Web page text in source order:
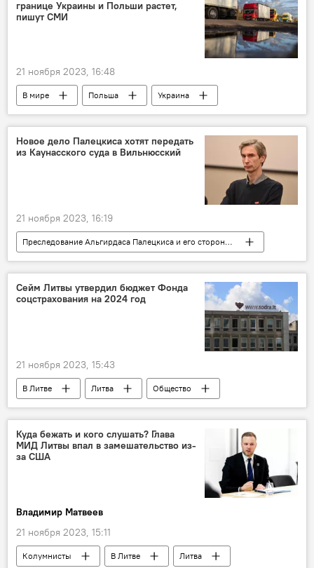
депутат
границе Украины и Польши растет,
пишут СМИ
21 ноября 2023, 16:48
В мире Польша
Украина
Общество
граница
государственная граница
перевозчики
автоперевозчики
акция протеста
Новое дело Палецкиса хотят передать
из Каунасского суда в Вильнюсский
21 ноября 2023, 16:19
Преследование Альгирдаса Палецкиса и его сторонников в Литве
Альгирдас Палецкис
В Литве
Литва
Общество
общество
активисты
суд
Сейм Литвы утвердил бюджет Фонда
соцстрахования на 2024 год
21 ноября 2023, 15:43
В Литве Литва
Общество
Сейм Литвы
Экономика
Фонд социального страхования (Sodra)
Куда бежать и кого слушать? Глава
МИД Литвы впал в замешательство из-
за США
Владимир Матвеев
21 ноября 2023, 15:11
Колумнисты В Литве
Литва